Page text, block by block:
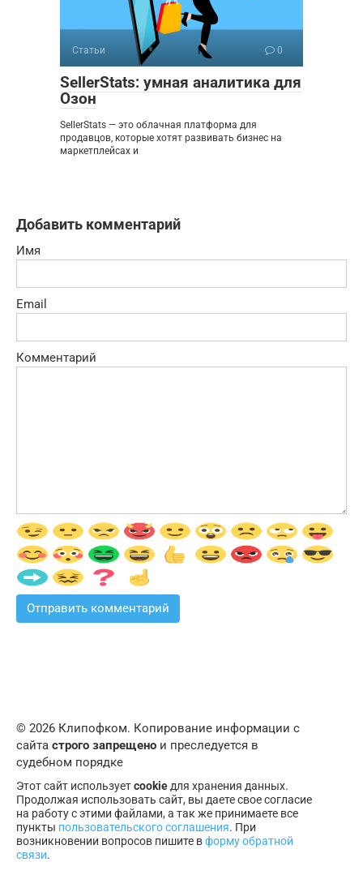
Статьи 0
SellerStats: умная аналитика для
Озон
SellerStats — это облачная платформа для
продавцов, которые хотят развивать бизнес на
маркетплейсах и
Добавить комментарий
Имя
Email
Комментарий
© 2026 Клипофком. Копирование информации с
сайта строго запрещено и преследуется в
судебном порядке
Этот сайт используетcookieдля хранения данных.
Продолжая использовать сайт, вы даете свое согласие
на работу с этими файлами, а так же принимаете все
пункты пользовательского соглашения. При
возникновении вопросов пишите вформу обратной
связи.